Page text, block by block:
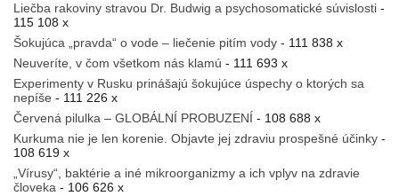
Liečba rakoviny stravou Dr. Budwig a psychosomatické súvislosti -
115 108 x
Šokujúca „pravda“ o vode – liečenie pitím vody - 111 838 x
Neuveríte, v čom všetkom nás klamú - 111 693 x
Experimenty v Rusku prinášajú šokujúce úspechy o ktorých sa
nepíše - 111 226 x
Červená pilulka – GLOBÁLNÍ PROBUZENÍ - 108 688 x
Kurkuma nie je len korenie. Objavte jej zdraviu prospešné účinky -
108 619 x
„Vírusy“, baktérie a iné mikroorganizmy a ich vplyv na zdravie
človeka - 106 626 x